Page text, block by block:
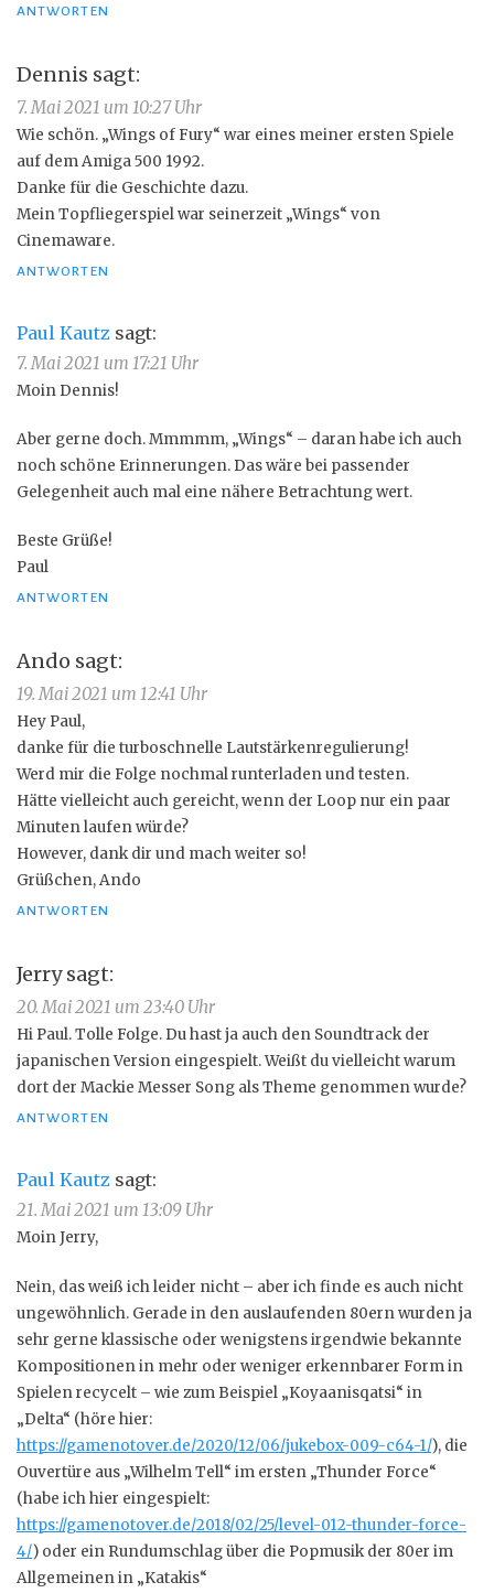
ANTWORTEN
Dennis sagt:
7. Mai 2021 um 10:27 Uhr
Wie schön. „Wings of Fury“ war eines meiner ersten Spiele
auf dem Amiga 500 1992.
Danke für die Geschichte dazu.
Mein Topfliegerspiel war seinerzeit „Wings“ von
Cinemaware.
ANTWORTEN
Paul Kautz sagt:
7. Mai 2021 um 17:21 Uhr
Moin Dennis!
Aber gerne doch. Mmmmm, „Wings“ – daran habe ich auch
noch schöne Erinnerungen. Das wäre bei passender
Gelegenheit auch mal eine nähere Betrachtung wert.
Beste Grüße!
Paul
ANTWORTEN
Ando sagt:
19. Mai 2021 um 12:41 Uhr
Hey Paul,
danke für die turboschnelle Lautstärkenregulierung!
Werd mir die Folge nochmal runterladen und testen.
Hätte vielleicht auch gereicht, wenn der Loop nur ein paar
Minuten laufen würde?
However, dank dir und mach weiter so!
Grüßchen, Ando
ANTWORTEN
Jerry sagt:
20. Mai 2021 um 23:40 Uhr
Hi Paul. Tolle Folge. Du hast ja auch den Soundtrack der
japanischen Version eingespielt. Weißt du vielleicht warum
dort der Mackie Messer Song als Theme genommen wurde?
ANTWORTEN
Paul Kautz sagt:
21. Mai 2021 um 13:09 Uhr
Moin Jerry,
Nein, das weiß ich leider nicht – aber ich finde es auch nicht
ungewöhnlich. Gerade in den auslaufenden 80ern wurden ja
sehr gerne klassische oder wenigstens irgendwie bekannte
Kompositionen in mehr oder weniger erkennbarer Form in
Spielen recycelt – wie zum Beispiel „Koyaanisqatsi“ in
„Delta“ (höre hier:
https://gamenotover.de/2020/12/06/jukebox-009-c64-1/), die
Ouvertüre aus „Wilhelm Tell“ im ersten „Thunder Force“
(habe ich hier eingespielt:
https://gamenotover.de/2018/02/25/level-012-thunder-force-
4/) oder ein Rundumschlag über die Popmusik der 80er im
Allgemeinen in „Katakis“